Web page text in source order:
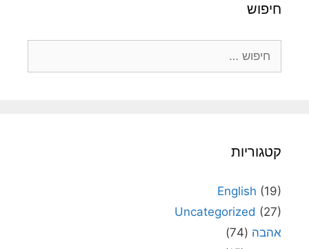
חיפוש
קטגוריות
English (19)
Uncategorized (27)
אהבה (74)